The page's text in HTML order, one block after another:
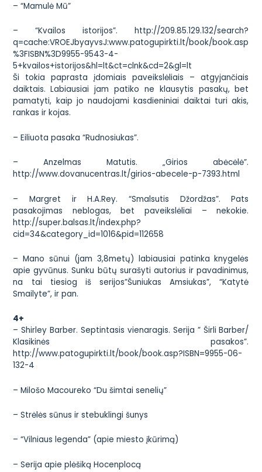
– “Mamulė Mū”
– “Kvailos istorijos”.http://209.85.129.132/search?
q=cache:VROEJbyayvsJ:www.patogupirkti.lt/book/book.asp
%3FISBN%3D9955-9543-4-
5+kvailos+istorijos&hl=lt&ct=clnk&cd=2&gl=lt
Ši tokia paprasta įdomiais paveikslėliais – atgyjančiais
daiktais. Labiausiai jam patiko ne klausytis pasakų, bet
pamatyti, kaip jo naudojami kasdieniniai daiktai turi akis,
rankas ir kojas.
– Eiliuota pasaka “Rudnosiukas”.
– Anzelmas Matutis. „Girios abėcėlė”.
http://www.dovanucentras.lt/girios-abecele-p-7393.html
– Margret ir H.A.Rey. “Smalsutis Džordžas”. Pats
pasakojimas neblogas, bet paveikslėliai – nekokie.
http://super.balsas.lt/index.php?
cid=34&category_id=1016&pid=112658
– Mano sūnui (jam 3,8metų) labiausiai patinka knygelės
apie gyvūnus. Sunku būtų surašyti autorius ir pavadinimus,
na tai tiesiog iš serijos”Šuniukas Amsiukas”, “Katytė
Smailyte”, ir pan.
4+
– Shirley Barber. Septintasis vienaragis. Serija ” Širli Barber/
Klasikinės pasakos”.
http://www.patogupirkti.lt/book/book.asp?ISBN=9955-06-
132-4
– Milošo Macoureko “Du šimtai senelių”
– Strėlės sūnus ir stebuklingi šunys
– “Vilniaus legenda” (apie miesto įkūrimą)
– Serija apie plėšiką Hocenplocą